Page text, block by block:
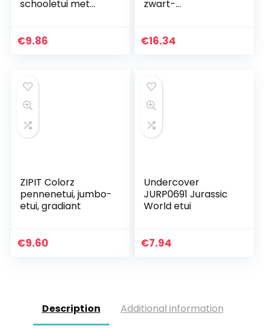
schooletui met
schrijf- en
€9.86
zwart-
€16.34
ZIPIT Colorz
pennenetui, jumbo-
etui, gradiant
€9.60
Undercover
JURP0691 Jurassic
World etui
€7.94
Description Additional information